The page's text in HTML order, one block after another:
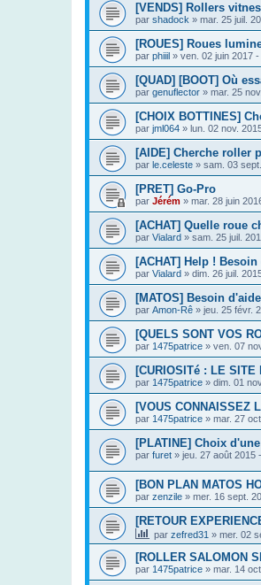
[VENDS] Rollers
par shadock » mar. 25 juil.
[ROUES] Roues
par phiiil » ven. 02 juin 2017
[QUAD] [BOOT] Où
par genuflector » mar. 25
[CHOIX BOTTINES]
par jml064 » lun. 02 nov.
[AIDE] Cherche roller
par le.celeste » sam. 03
[PRET] Go-Pro
par Jérém » mar. 28 juin
[ACHAT] Quelle roue
par Vialard » sam. 25 juil.
[ACHAT] Help ! Besoin
par Vialard » dim. 26 juil.
[MATOS] Besoin
par Amon-Rê » jeu. 25 févr.
[QUELS SONT VOS
par 1475patrice » ven. 07
[CURIOSITé : LE SITE
par 1475patrice » dim. 01
[VOUS CONNAISSEZ
par 1475patrice » mar. 27
[PLATINE] Choix
par furet » jeu. 27 août 2015
[BON PLAN MATOS
par zenzile » mer. 16 sept.
[RETOUR
par zefred31 » mer. 02
[ROLLER SALOMON
par 1475patrice » mar. 14